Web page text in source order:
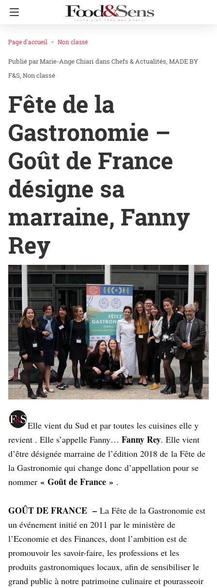
Page d'accueil Non classé
Marie-Ange Chiari dans Chefs & Actualités MADE BY
F&S Non classé
Fête de la
Gastronomie –
Goût de France
désigne sa
marraine, Fanny
Rey
Elle vient du Sud et par toutes les cuisines elle y
revient . Elle s’appelle Fanny… Fanny Rey. Elle vient
d’être désignée marraine de l’édition 2018 de la Fête de
la Gastronomie qui change donc d’appellation pour se
nommer « Goût de France » .
GOÛT DE FRANCE – La Fête de la Gastronomie est
un événement initié en 2011 par le ministère de
l’Economie et des Finances, dont l’ambition est de
promouvoir les savoir-faire, les professions et les
produits gastronomiques locaux, afin de sensibiliser le
grand public à notre patrimoine culinaire et pourasseoir